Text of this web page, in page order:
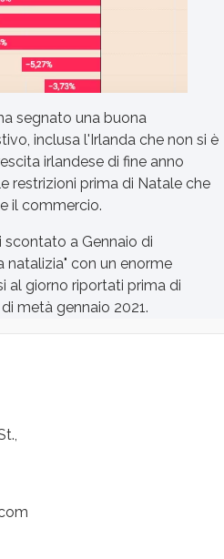
segnato una buona
inclusa l'Irlanda che non si è
irlandese di fine anno
restrizioni prima di Natale che
il commercio.
scontato a Gennaio di
natalizia" con un enorme
al giorno riportati prima di
metà gennaio 2021.